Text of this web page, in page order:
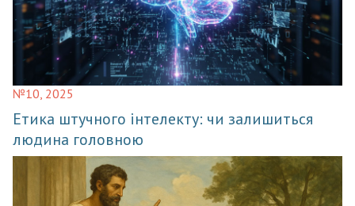
№10, 2025
Етика штучного інтелекту: чи залишиться
людина головною